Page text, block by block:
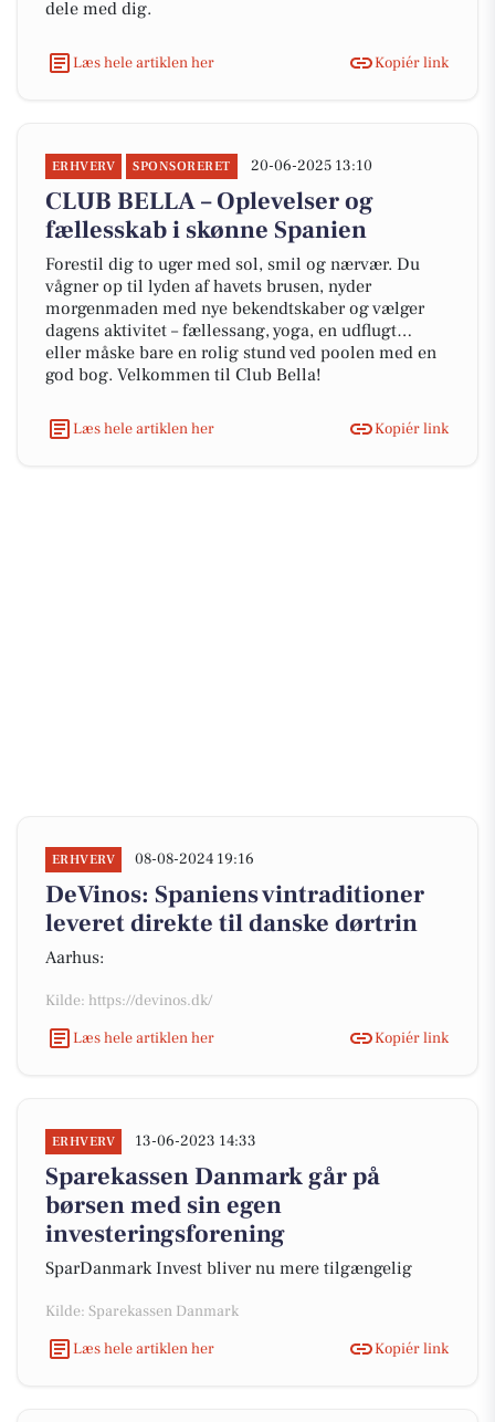
dele med dig.
Læs hele artiklen her Kopiér link
ERHVERV SPONSORERET 20-06-2025 13:10
CLUB BELLA – Oplevelser og
fællesskab i skønne Spanien
Forestil dig to uger med sol, smil og nærvær. Du
vågner op til lyden af havets brusen, nyder
morgenmaden med nye bekendtskaber og vælger
dagens aktivitet – fællessang, yoga, en udflugt…
eller måske bare en rolig stund ved poolen med en
god bog. Velkommen til Club Bella!
Læs hele artiklen her Kopiér link
ERHVERV 08-08-2024 19:16
DeVinos: Spaniens vintraditioner
leveret direkte til danske dørtrin
Aarhus:
Kilde: https://devinos.dk/
Læs hele artiklen her
Kopiér link
ERHVERV 13-06-2023 14:33
Sparekassen Danmark går på
børsen med sin egen
investeringsforening
SparDanmark Invest bliver nu mere tilgængelig
Kilde: Sparekassen Danmark
Læs hele artiklen her
Kopiér link